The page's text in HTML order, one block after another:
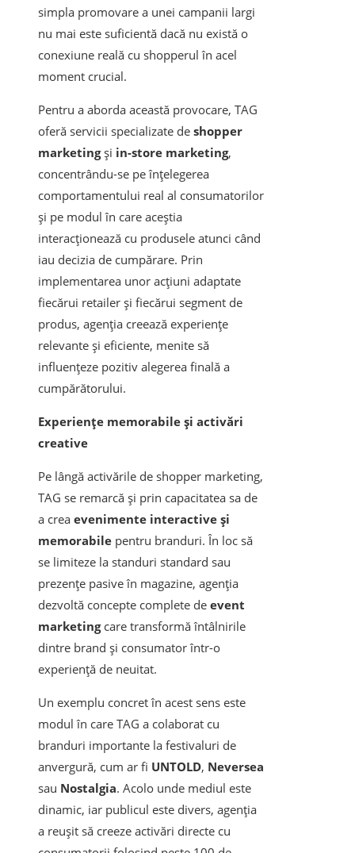
simpla promovare a unei campanii largi
nu mai este suficientă dacă nu există o
conexiune reală cu shopperul în acel
moment crucial.
Pentru a aborda această provocare, TAG
oferă servicii specializate de shopper
marketingși in-store marketing,
concentrându-se pe înțelegerea
comportamentului real al consumatorilor
și pe modul în care aceștia
interacționează cu produsele atunci când
iau decizia de cumpărare. Prin
implementarea unor acțiuni adaptate
fiecărui retailer și fiecărui segment de
produs, agenția creează experiențe
relevante și eficiente, menite să
influențeze pozitiv alegerea finală a
cumpărătorului.
Experiențe memorabile și activări
creative
Pe lângă activările de shopper marketing,
TAG se remarcă și prin capacitatea sa de
a crea evenimente interactive și
memorabile pentru branduri. În loc să
se limiteze la standuri standard sau
prezențe pasive în magazine, agenția
dezvoltă concepte complete de event
marketingcare transformă întâlnirile
dintre brand și consumator într-o
experiență de neuitat.
Un exemplu concret în acest sens este
modul în care TAG a colaborat cu
branduri importante la festivaluri de
anvergură, cum ar fi UNTOLD, Neversea
sau Nostalgia. Acolo unde mediul este
dinamic, iar publicul este divers, agenția
a reușit să creeze activări directe cu